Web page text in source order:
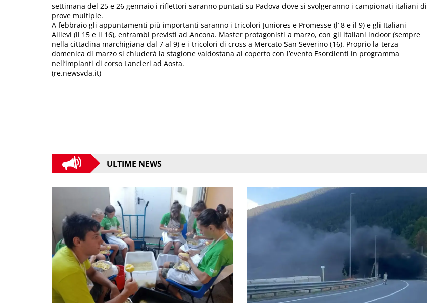
settimana del 25 e 26 gennaio i riflettori saranno puntati su Padova dove si svolgeranno i campionati italiani di
prove multiple.
A febbraio gli appuntamenti più importanti saranno i tricolori Juniores e Promesse (l’ 8 e il 9) e gli Italiani
Allievi (il 15 e il 16), entrambi previsti ad Ancona. Master protagonisti a marzo, con gli italiani indoor (sempre
nella cittadina marchigiana dal 7 al 9) e i tricolori di cross a Mercato San Severino (16). Proprio la terza
domenica di marzo si chiuderà la stagione valdostana al coperto con l’evento Esordienti in programma
nell’impianti di corso Lancieri ad Aosta.
(re.newsvda.it)
ULTIME NEWS